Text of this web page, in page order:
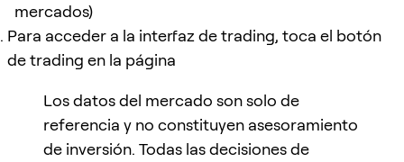
mercados)
Para acceder a la interfaz de trading, toca el botón
de trading en la página
Los datos del mercado son solo de
referencia y no constituyen asesoramiento
de inversión. Todas las decisiones de